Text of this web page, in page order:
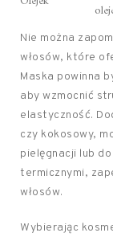
Nie można
włosów, które
Maska powinna
aby wzmocnić
elastyczność.
czy kokosowy,
pielęgnacji lub
termicznymi,
włosów.
Wybierając